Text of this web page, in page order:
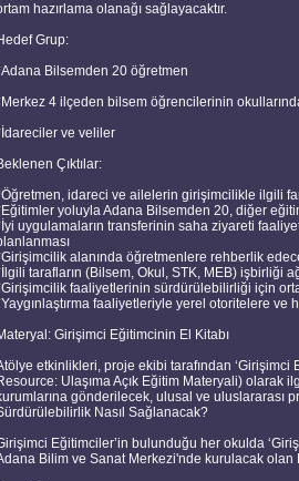
hazırlama olanağı sağlayacaktır.
Grup:
Bilsemden 20 öğretmen
4 ilçeden bilsem öğrencilerinin
ve veliler
Çıktılar:
idareci ve ailelerin girişimcilikle ilgili
yoluyla Adana Bilsemden 20, diğer
uygulamaların transferinin saha ziyareti
alanında öğretmenlere rehberlik
tarafların (Bilsem, Okul, STK, MEB) işbirliği
faaliyetlerinin sürdürülebilirliği için
faaliyetleriyle yerel otoritelere ve
Girişimci Eğitimcinin El Kitabı
etkinlikleri, proje ekibi tarafından
Ulaşıma Açık Eğitim Materyali)
gönderilecek, ulusal ve uluslararası
Nasıl Sağlanacak?
Eğitimciler’in bulunduğu her okulda
Bilim ve Sanat Merkezi'nde kurulacak olan